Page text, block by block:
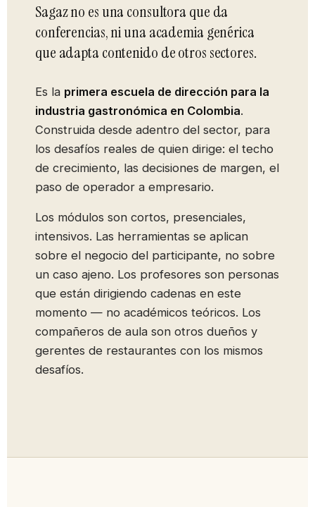
Sagaz no es una consultora que da
conferencias, ni una academia genérica
que adapta contenido de otros sectores.
Es la primera escuela de dirección para la
industria gastronómica en Colombia.
Construida desde adentro del sector, para
los desafíos reales de quien dirige: el techo
de crecimiento, las decisiones de margen, el
paso de operador a empresario.
Los módulos son cortos, presenciales,
intensivos. Las herramientas se aplican
sobre el negocio del participante, no sobre
un caso ajeno. Los profesores son personas
que están dirigiendo cadenas en este
momento — no académicos teóricos. Los
compañeros de aula son otros dueños y
gerentes de restaurantes con los mismos
desafíos.